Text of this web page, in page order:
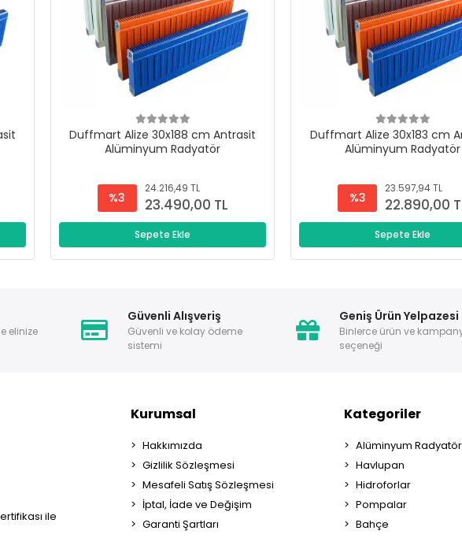
Duffmart Alize 30x188 cm Antrasit
Alüminyum Radyatör
%3
24.216,49 TL
23.490,00 TL
Sepete Ekle
Duffmart Alize 30x183 cm
Alüminyum Radyatör
%3
23.597,94 TL
22.890,00
Sepete Ekle
elinize
Güvenli Alışveriş
Güvenli ve kolay ödeme
sistemi
Geniş Ürün Yelpazesi
Binlerce ürün ve
seçeneği
ile
Kurumsal
Hakkımızda
Gizlilik Sözleşmesi
Mesafeli Satış Sözleşmesi
İptal, İade ve Değişim
Garanti Şartları
Kategoriler
Alüminyum
Havlupan
Hidroforlar
Pompalar
Bahçe